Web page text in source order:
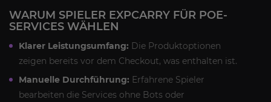
WARUM SPIELER EXPCARRY FÜR POE-
SERVICES WÄHLEN
Klarer Leistungsumfang: Die Produktoptionen
zeigen bereits vor dem Checkout, was enthalten ist.
Manuelle Durchführung: Erfahrene Spieler
bearbeiten die Services ohne Bots oder